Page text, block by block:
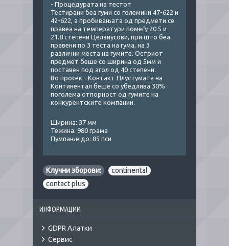
- Процедурата на тестот
Тестирани беа гуми со големини 47-622 и
42-622, а пробивањата од предмети се
правеа на температури помеѓу 20.5 и
21.8 степени Целзиусови, при што беа
правени по 3 теста на гума, на 3
различни места на гумите. Остриот
предмет беше со ширина од 5мм и
поставен под агол од 40 степени.
Во просек - Контакт Плус гумата на
Континентал беше со убедлива 30%
поголема отпорност од гумите на
конкурентските компании.
Ширина: 37 мм
Тежина: 980 грама
Пумпање до: 85 пси
Клучни зборови: continental
contact plus
ИНФОРМАЦИИ
GDPR Алатки
Сервис